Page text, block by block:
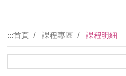
:::首頁 課程專區 課程明細